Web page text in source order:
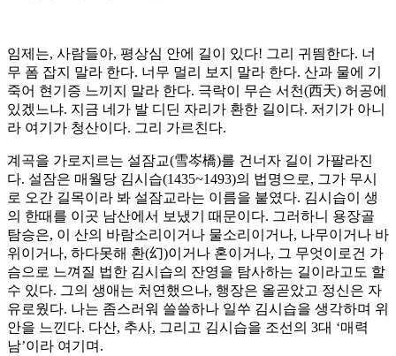
임제는, 사람들아, 평상심 안에 길이 있다! 그리 귀띔한다. 너
무 폼 잡지 말라 한다. 너무 멀리 보지 말라 한다. 산과 물에 기
죽어 현기증 느끼지 말라 한다. 극락이 무슨 서천(西天) 허공에
있겠느냐. 지금 네가 발 디딘 자리가 환한 길이다. 저기가 아니
라 여기가 청산이다. 그리 가르친다.
계곡을 가로지르는 설잠교(雪岑橋)를 건너자 길이 가팔라진
다. 설잠은 매월당 김시습(1435~1493)의 법명으로, 그가 무시
로 오간 길목이라 봐 설잠교라는 이름을 붙였다. 김시습이 생
의 한때를 이곳 남산에서 보냈기 때문이다. 그러하니 용장골
탐승은, 이 산의 바람소리이거나 물소리이거나, 나무이거나 바
위이거나, 하다못해 환(幻)이거나 혼이거나, 그 무엇이로건 가
슴으로 느껴질 법한 김시습의 잔영을 탐사하는 길이라고도 할
수 있다. 그의 생애는 처연했으나, 행장은 올곧았고 정신은 자
유로웠다. 나는 좀스러워 쓸쓸하나 일쑤 김시습을 생각하며 위
안을 느낀다. 다산, 추사, 그리고 김시습을 조선의 3대 ‘매력
남’이라 여기며.